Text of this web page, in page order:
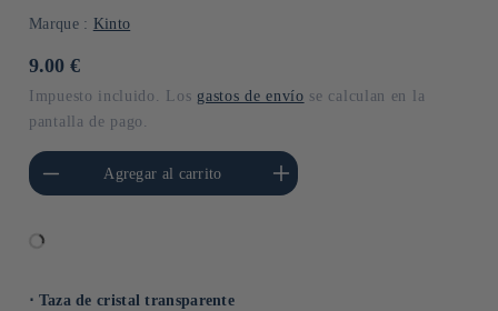
Marque : Kinto
Precio
9.00 €
Impuesto incluido. Los gastos de envío se calculan en la
pantalla de pago.
para Default
Title
Agregar al carrito
Aumentar cantidad para Default
Title
⋅ Taza de cristal transparente